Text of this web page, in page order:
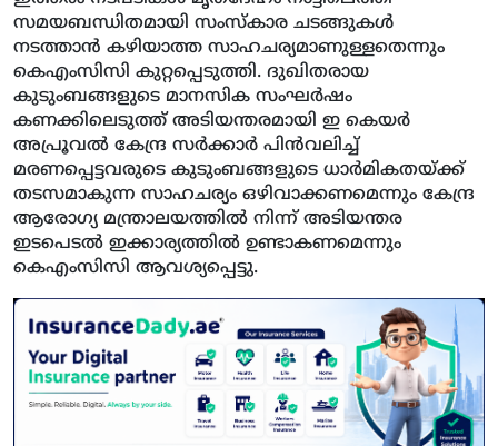
സമയബന്ധിതമായി സംസ്‌കാര ചടങ്ങുകള്‍
നടത്താന്‍ കഴിയാത്ത സാഹചര്യമാണുള്ളതെന്നും
കെഎംസിസി കുറ്റപ്പെടുത്തി. ദുഖിതരായ
കുടുംബങ്ങളുടെ മാനസിക സംഘര്‍ഷം
കണക്കിലെടുത്ത് അടിയന്തരമായി ഇ കെയര്‍
അപ്രൂവല്‍ കേന്ദ്ര സര്‍ക്കാര്‍ പിന്‍വലിച്ച്
മരണപ്പെട്ടവരുടെ കുടുംബങ്ങളുടെ ധാര്‍മികതയ്ക്ക്
തടസമാകുന്ന സാഹചര്യം ഒഴിവാക്കണമെന്നും കേന്ദ്ര
ആരോഗ്യ മന്ത്രാലയത്തില്‍ നിന്ന് അടിയന്തര
ഇടപെടല്‍ ഇക്കാര്യത്തില്‍ ഉണ്ടാകണമെന്നും
കെഎംസിസി ആവശ്യപ്പെട്ടു.